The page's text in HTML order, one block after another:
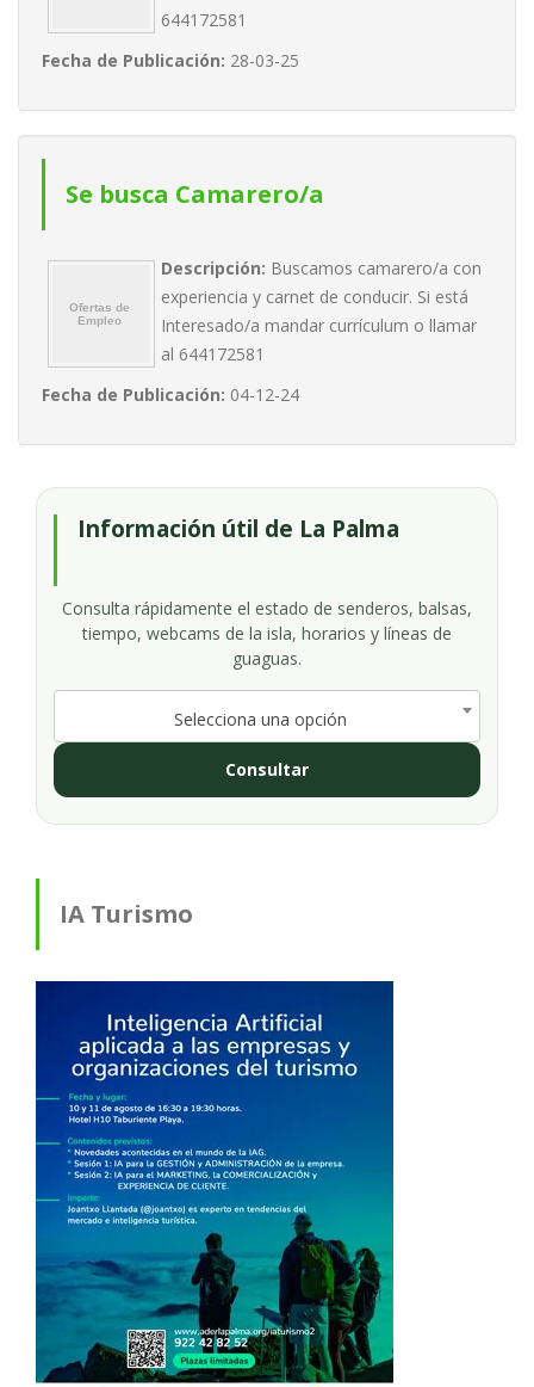
644172581
Fecha de Publicación: 28-03-25
Se busca Camarero/a
Descripción: Buscamos camarero/a con
experiencia y carnet de conducir. Si está
Interesado/a mandar currículum o llamar
al 644172581
Fecha de Publicación: 04-12-24
Información útil de La Palma
Consulta rápidamente el estado de senderos, balsas,
tiempo, webcams de la isla, horarios y líneas de
guaguas.
Selecciona una opción
Consultar
IA Turismo